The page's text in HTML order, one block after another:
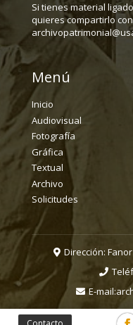
Si tienes material
quieres compartirlo
Menú
Inicio
Audiovisual
Fotografía
Gráfica
Textual
Archivo
Solicitudes
Dirección:
E-mail: